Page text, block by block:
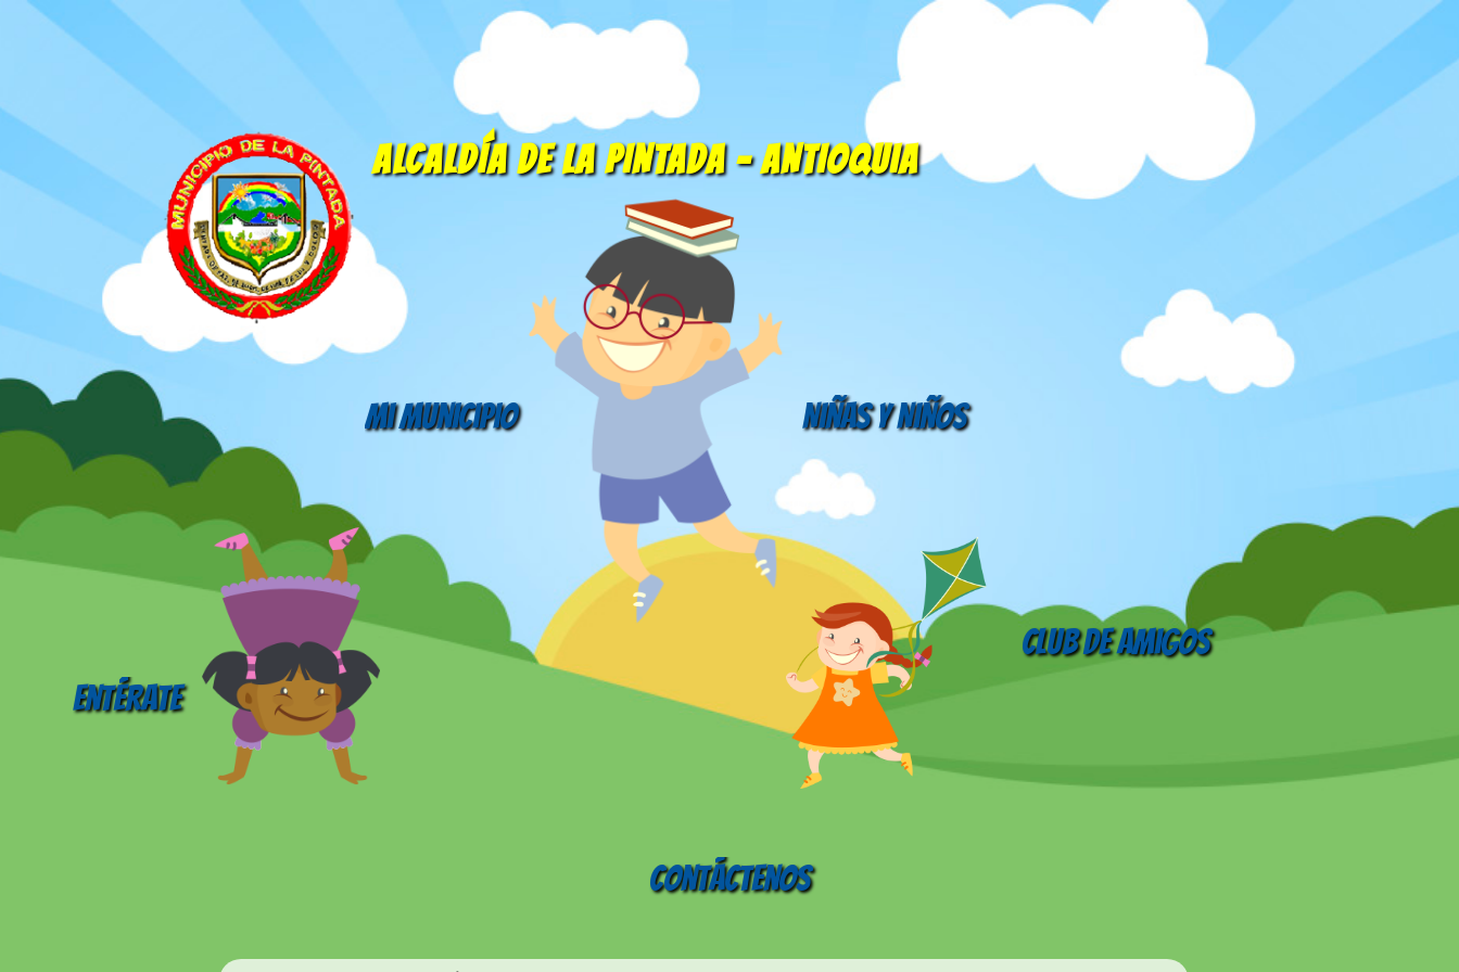
ALCALDÍA DE LA PINTADA - ANTIOQUIA
Mi Municipio Niñas y Niños
Entérate
Club de amigos
Contáctenos